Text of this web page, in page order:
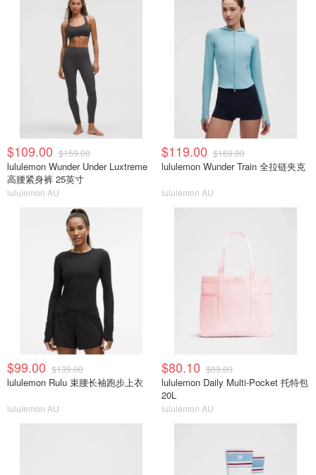
$109.00 $159.00
lululemon Wunder Under Luxtreme
高腰紧身裤 25英寸
lululemon AU
$119.00 $169.00
lululemon Wunder Train 全拉链夹克
lululemon AU
$99.00 $139.00
lululemon Rulu 束腰长袖跑步上衣
lululemon AU
$80.10 $89.00
lululemon Daily Multi-Pocket 托特包
20L
lululemon AU